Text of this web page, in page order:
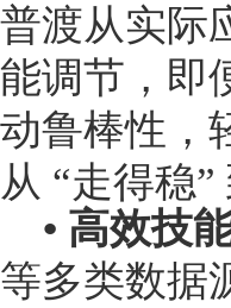
普渡从实际
能调节，即
动鲁棒性，
从 “走得稳
• 高效技
等多类数据